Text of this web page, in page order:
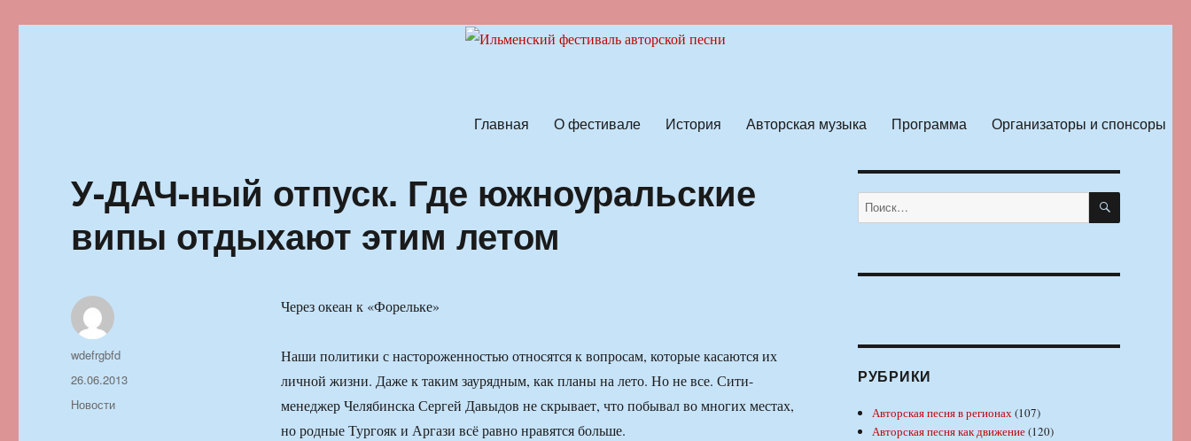
Главная О фестивале История Авторская музыка Программа Организаторы и спонсоры
У-ДАЧ-ный отпуск. Где южноуральские
випы отдыхают этим летом
Через океан к «Форельке»
Наши политики с настороженностью относятся к вопросам, которые касаются их
личной жизни. Даже к таким заурядным, как планы на лето. Но не все. Сити-
менеджер Челябинска Сергей Давыдов не скрывает, что побывал во многих местах,
но родные Тургояк и Аргази всё равно нравятся больше.
Автор
wdefrgbfd
Опубликовано
26.06.2013
Рубрики
Новости
Искать: ПОИСК
РУБРИКИ
Авторская песня в регионах(107)
Авторская песня как движение(120)